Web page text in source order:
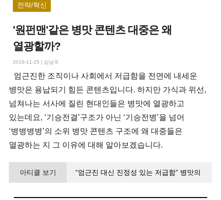
전략/혁신
'원펀맨'같은 병맛 콘텐츠 대중은 왜
열광할까?
2019-11-25 | 김남국
엄근진한 조직이나 사회에서 저급함을 전면에 내세운
병맛은 용납되기 힘든 콘텐츠입니다. 하지만 가식과 위선,
넘쳐나는 서사에 질린 현대인들은 병맛에 열광하고
있는데요, ‘기승전결’구조가 아닌 ‘기승전병’을 넘어
‘병병병병’의 소위 병맛 콘텐츠 구조에 왜 대중들은
열광하는 지 그 이유에 대해 알아보겠습니다.
아티클 보기
“엄근진 대신 진정성 있는 저급함” 병맛의